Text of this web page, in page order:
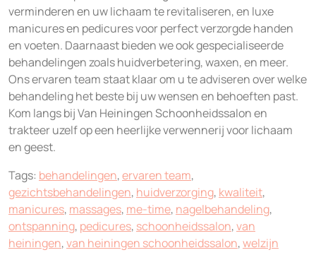
verminderen en uw lichaam te revitaliseren, en luxe
manicures en pedicures voor perfect verzorgde handen
en voeten. Daarnaast bieden we ook gespecialiseerde
behandelingen zoals huidverbetering, waxen, en meer.
Ons ervaren team staat klaar om u te adviseren over welke
behandeling het beste bij uw wensen en behoeften past.
Kom langs bij Van Heiningen Schoonheidssalon en
trakteer uzelf op een heerlijke verwennerij voor lichaam
en geest.
Tags: behandelingen,ervaren team,
gezichtsbehandelingen, huidverzorging, kwaliteit,
manicures, massages, me-time, nagelbehandeling,
ontspanning, pedicures, schoonheidssalon,van
heiningen,van heiningen schoonheidssalon,welzijn